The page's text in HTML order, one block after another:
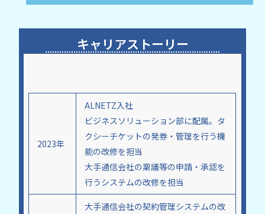
キャリアストーリー
2023年
ALNETZ入社
ビジネスソリューション部に配属。タ
クシーチケットの発券・管理を行う機
能の改修を担当
大手通信会社の稟議等の申請・承認を
行うシステムの改修を担当
大手通信会社の契約管理システムの改